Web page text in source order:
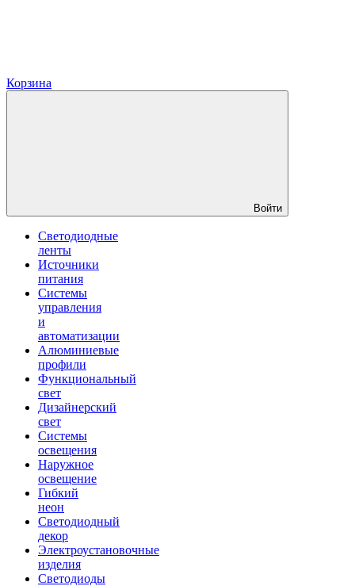
Корзина
Войти
Светодиодные
ленты
Источники
питания
Системы
управления
и
автоматизации
Алюминиевые
профили
Функциональный
свет
Дизайнерский
свет
Системы
освещения
Наружное
освещение
Гибкий
неон
Светодиодный
декор
Электроустановочные
изделия
Светодиоды